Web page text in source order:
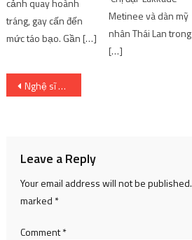
cảnh quay hoành
tráng, gay cấn đến
mức táo bạo. Gần […]
Metinee và dàn mỹ
nhân Thái Lan trong
[…]
Post
Nghệ sĩ Công Hậu: Làm văn hóa không giỏi thì làm sao giáo dục được con người?
Leave a Reply
Your email address will not be published.
marked *
Comment*